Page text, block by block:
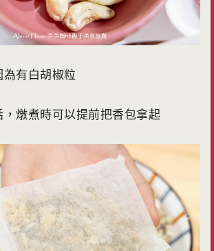
有白胡椒粒
燉煮時可以提前把香包拿起